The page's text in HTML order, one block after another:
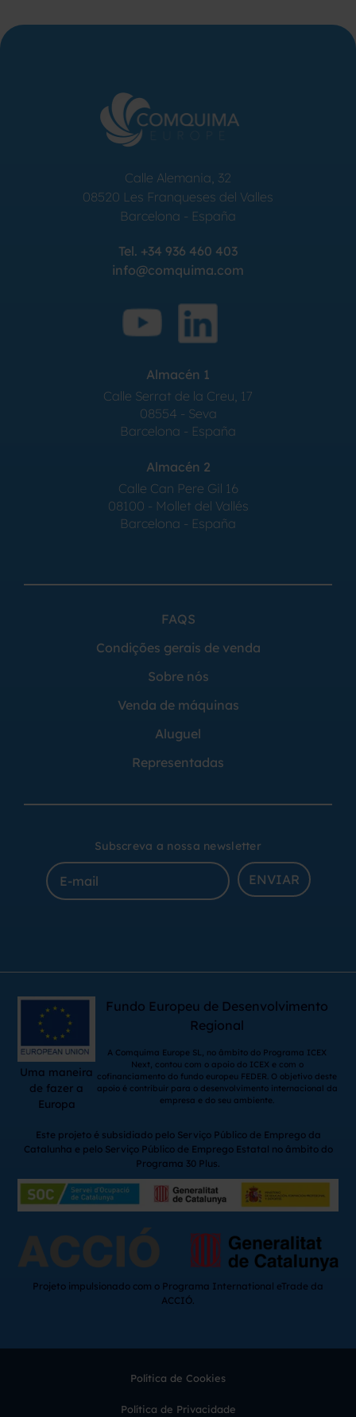
Calle Alemania, 32
08520 Les Franqueses del Valles
Barcelona - España
Tel. +34 936 460 403
info@comquima.com
Almacén 1
Calle Serrat de la Creu, 17
08554 - Seva
Barcelona - España
Almacén 2
Calle Can Pere Gil 16
08100 - Mollet del Vallés
Barcelona - España
FAQS
Condições gerais de venda
Sobre nós
Venda de máquinas
Aluguel
Representadas
Subscreva a nossa newsletter
ENVIAR
Uma maneira
de fazer a
Europa
Fundo Europeu de Desenvolvimento
Regional
A Comquima Europe SL, no âmbito do Programa ICEX
Next, contou com o apoio do ICEX e com o
cofinanciamento do fundo europeu FEDER. O objetivo deste
apoio é contribuir para o desenvolvimento internacional da
empresa e do seu ambiente.
Este projeto é subsidiado pelo Serviço Público de Emprego da
Catalunha e pelo Serviço Público de Emprego Estatal no âmbito do
Programa 30 Plus.
Projeto impulsionado com o Programa International eTrade da
ACCIÓ.
Política de Cookies
Política de Privacidade